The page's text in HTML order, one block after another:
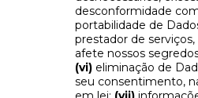
desconformidade
portabilidade de
prestador de
afete nossos
(vi) eliminação de
seu consentimento,